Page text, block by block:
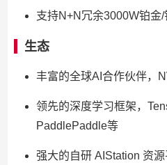
支持N+N冗余3000W铂金
生态
丰富的全球AI合作伙伴，
领先的深度学习框架，
PaddlePaddle等
强大的自研 AIStation 资